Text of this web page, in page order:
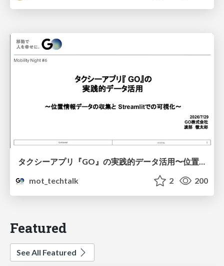
タクシーアプリ『GO』の実践的データ活用〜位置情報データの収集とStreamlitでの可視化〜
mot_techtalk
2 200
Featured
See All Featured